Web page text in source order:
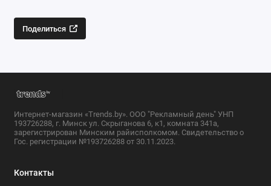
Поделиться
Интернет-магазин «Trends.by». ООО "Рекламный день" УНП
193726288, г. Минск ул. Скрыганова 6, к1, комната 341а,
зарегистрирован Минским райисполкомом. Свидетельство о
Гос. регистрации №193726288 от 30.11.2023.
Контакты